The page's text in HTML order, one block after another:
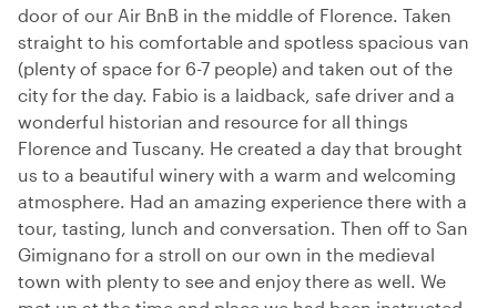
door of our Air BnB in the middle of Florence. Taken
straight to his comfortable and spotless spacious van
(plenty of space for 6-7 people) and taken out of the
city for the day. Fabio is a laidback, safe driver and a
wonderful historian and resource for all things
Florence and Tuscany. He created a day that brought
us to a beautiful winery with a warm and welcoming
atmosphere. Had an amazing experience there with a
tour, tasting, lunch and conversation. Then off to San
Gimignano for a stroll on our own in the medieval
town with plenty to see and enjoy there as well. We